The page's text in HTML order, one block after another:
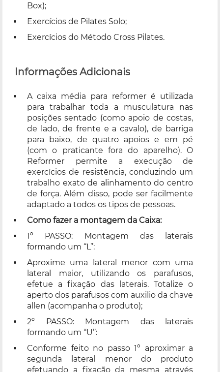
Box);
Exercícios de Pilates Solo;
Exercícios do Método Cross Pilates.
Informações Adicionais
A caixa média para reformer é utilizada
para trabalhar toda a musculatura nas
posições sentado (como apoio de costas,
de lado, de frente e a cavalo), de barriga
para baixo, de quatro apoios e em pé
(com o praticante fora do aparelho). O
Reformer permite a execução de
exercícios de resistência, conduzindo um
trabalho exato de alinhamento do centro
de força. Além disso, pode ser facilmente
adaptado a todos os tipos de pessoas.
Como fazer a montagem da Caixa:
1º PASSO: Montagem das laterais
formando um ‘‘L’’:
Aproxime uma lateral menor com uma
lateral maior, utilizando os parafusos,
efetue a fixação das laterais. Totalize o
aperto dos parafusos com auxilio da chave
allen (acompanha o produto);
2º PASSO: Montagem das laterais
formando um ‘‘U’’:
Conforme feito no passo 1º aproximar a
segunda lateral menor do produto
efetuando a fixação da mesma através